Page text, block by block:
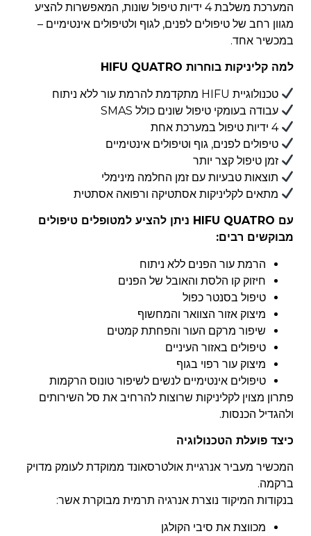
המערכת משלבת 4 ידיות טיפול שונות
, המאפשרות להציע
מגוון רחב של טיפולים לפנים, לגוף ולטיפולים אינטימיים –
במכשיר אחד.
למה קליניקות בוחרות HIFU QUATRO
טכנולוגיית HIFU מתקדמת להרמת עור ללא ניתוח
עבודה בעומקי טיפול שונים כולל SMAS
4 ידיות טיפול במערכת אחת
טיפולים לפנים, גוף וטיפולים אינטימיים
זמן טיפול קצר יותר
תוצאות טבעיות עם זמן החלמה מינימלי
מתאים לקליניקות אסתטיקה ורפואה אסתטית
עם HIFU QUATRO ניתן להציע למטופלים טיפולים
מבוקשים רבים:
הרמת עור הפנים ללא ניתוח
חיזוק קו הלסת והאובל של הפנים
טיפול בסנטר כפול
מיצוק אזור הצוואר והמחשוף
שיפור מרקם העור והפחתת קמטים
טיפולים באזור העיניים
מיצוק עור רפוי בגוף
טיפולים אינטימיים לנשים לשיפור טונוס הרקמות
פתרון מצוין לקליניקות שרוצות להרחיב את סל השירותים
ולהגדיל הכנסות.
כיצד פועלת הטכנולוגיה
המכשיר מעביר אנרגיית אולטרסאונד ממוקדת לעומק מדויק
ברקמה.
בנקודות המיקוד נוצרת אנרגיה תרמית מבוקרת אשר:
מכווצת את סיבי הקולגן